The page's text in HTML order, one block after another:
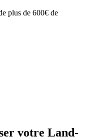
plus de 600€ de
votre Land-